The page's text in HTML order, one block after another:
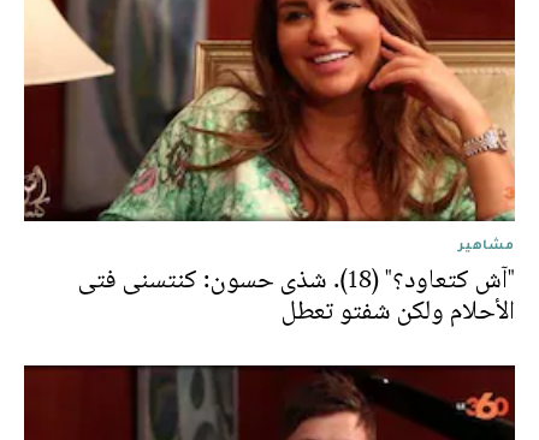
مشاهير
"آش كتعاود؟" (18). شذى حسون: كنتسنى فتى
الأحلام ولكن شفتو تعطل